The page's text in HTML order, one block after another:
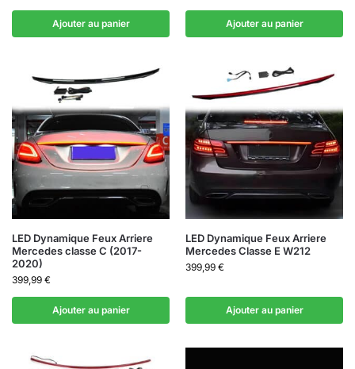
Ajouter au panier Ajouter au panier
LED Dynamique Feux Arriere
Mercedes classe C (2017-
2020)
399,99 €
Ajouter au panier
LED Dynamique Feux Arriere
Mercedes Classe E W212
399,99 €
Ajouter au panier